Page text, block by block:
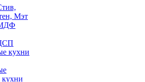
Мэт
кухни
кухни